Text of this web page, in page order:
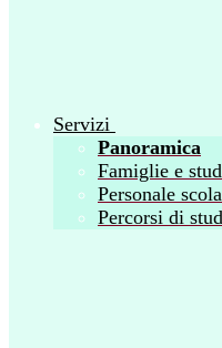
Servizi
Panoramica
Famiglie e
Personale
Percorsi di